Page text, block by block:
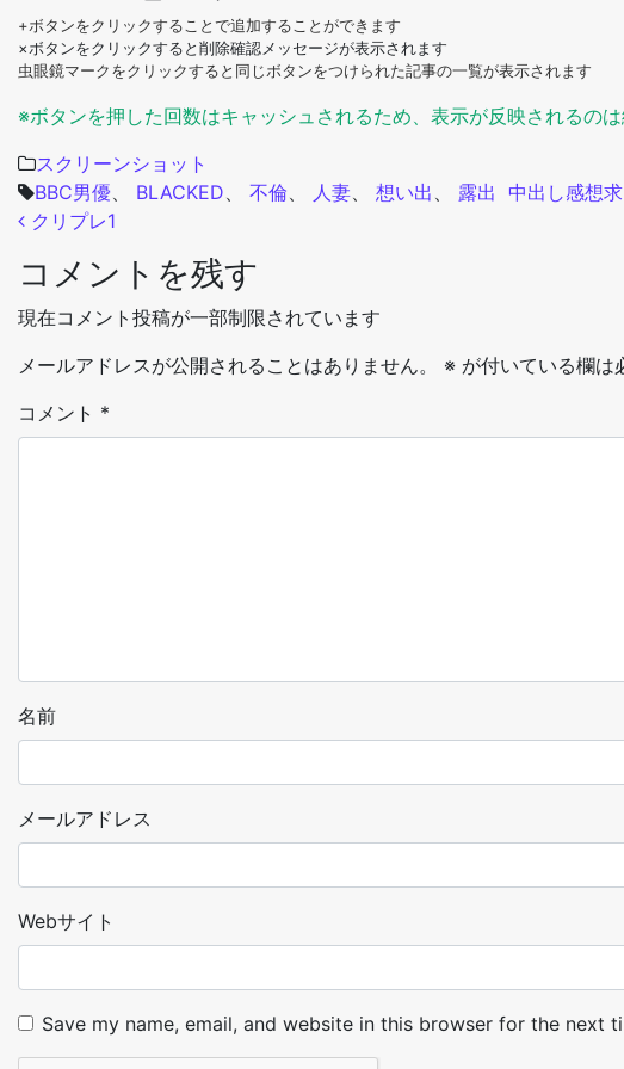
+ボタンをクリックすることで追加することができます
×ボタンをクリックすると削除確認メッセージが表示されます
虫眼鏡マークをクリックすると同じボタンをつけられた記事の一覧が表示されます
※ボタンを押した回数はキャッシュされるため、表示が反映されるの
スクリーンショット
BBC男優
BLACKED 不倫 人妻 想い出 露出 中出し感想求
投稿ナビゲーション
クリプレ1
コメントを残す
現在コメント投稿が一部制限されています
メールアドレスが公開されることはありません。
※ が付いている欄は
コメント *
名前
メールアドレス
Webサイト
Save my name, email, and website in this browser for the next